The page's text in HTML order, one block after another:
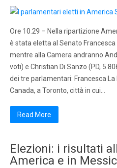
Ore 10.29 – Nella ripartizione
è stata eletta al Senato Francesca
mentre alla Camera andranno
voti) e Christian Di Sanzo (PD,
dei tre parlamentari: Francesca La
Canada, a Toronto, città in cui…
Read More
Elezioni: i risultati
America e in